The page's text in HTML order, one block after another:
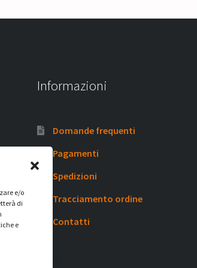
e/o
di
e
Informazioni
Domande frequenti
Pagamenti
Spedizioni
Tracciamento ordine
Contatti